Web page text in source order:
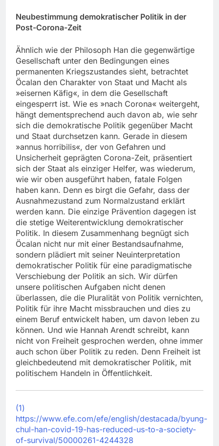
Neubestimmung demokratischer Politik in der
Post-Corona-Zeit
Ähnlich wie der Philosoph Han die gegenwärtige
Gesellschaft unter den Bedingungen eines
permanenten Kriegszustandes sieht, betrachtet
Öcalan den Charakter von Staat und Macht als
»eisernen Käfig«, in dem die Gesellschaft
eingesperrt ist. Wie es »nach Corona« weitergeht,
hängt dementsprechend auch davon ab, wie sehr
sich die demokratische Politik gegenüber Macht
und Staat durchsetzen kann. Gerade in diesem
»annus horribilis«, der von Gefahren und
Unsicherheit geprägten Corona-Zeit, präsentiert
sich der Staat als einziger Helfer, was wiederum,
wie wir oben ausgeführt haben, fatale Folgen
haben kann. Denn es birgt die Gefahr, dass der
Ausnahmezustand zum Normalzustand erklärt
werden kann. Die einzige Prävention dagegen ist
die stetige Weiterentwicklung demokratischer
Politik. In diesem Zusammenhang begnügt sich
Öcalan nicht nur mit einer Bestandsaufnahme,
sondern plädiert mit seiner Neuinterpretation
demokratischer Politik für eine paradigmatische
Verschiebung der Politik an sich. Wir dürfen
unsere politischen Aufgaben nicht denen
überlassen, die die Pluralität von Politik vernichten,
Politik für ihre Macht missbrauchen und dies zu
einem Beruf entwickelt haben, um davon leben zu
können. Und wie Hannah Arendt schreibt, kann
nicht von Freiheit gesprochen werden, ohne immer
auch schon über Politik zu reden. Denn Freiheit ist
gleichbedeutend mit demokratischer Politik, mit
politischem Handeln in Öffentlichkeit.
(1)
https://www.efe.com/efe/english/destacada/byung-
chul-han-covid-19-has-reduced-us-to-a-society-
of-survival/50000261-4244328